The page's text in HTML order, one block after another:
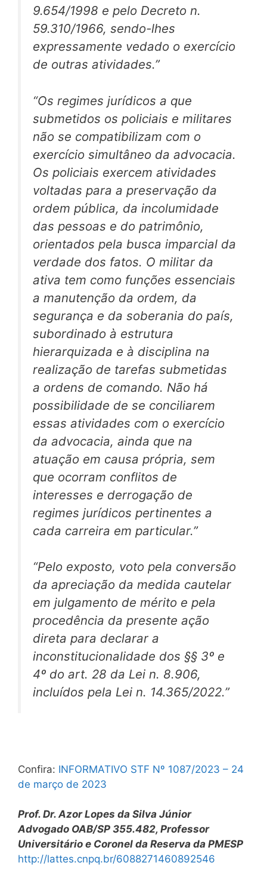
9.654/1998 e pelo Decreto n.
59.310/1966, sendo-lhes
expressamente vedado o exercício
de outras atividades.”
“Os regimes jurídicos a que
submetidos os policiais e militares
não se compatibilizam com o
exercício simultâneo da advocacia.
Os policiais exercem atividades
voltadas para a preservação da
ordem pública, da incolumidade
das pessoas e do patrimônio,
orientados pela busca imparcial da
verdade dos fatos. O militar da
ativa tem como funções essenciais
a manutenção da ordem, da
segurança e da soberania do país,
subordinado à estrutura
hierarquizada e à disciplina na
realização de tarefas submetidas
a ordens de comando. Não há
possibilidade de se conciliarem
essas atividades com o exercício
da advocacia, ainda que na
atuação em causa própria, sem
que ocorram conflitos de
interesses e derrogação de
regimes jurídicos pertinentes a
cada carreira em particular.”
“Pelo exposto, voto pela conversão
da apreciação da medida cautelar
em julgamento de mérito e pela
procedência da presente ação
direta para declarar a
inconstitucionalidade dos §§ 3º e
4º do art. 28 da Lei n. 8.906,
incluídos pela Lei n. 14.365/2022.”
Confira: INFORMATIVO STF Nº 1087/2023 – 24
de março de 2023
Prof. Dr. Azor Lopes da Silva Júnior
Advogado OAB/SP 355.482, Professor
Universitário e Coronel da Reserva da PMESP
http://lattes.cnpq.br/6088271460892546